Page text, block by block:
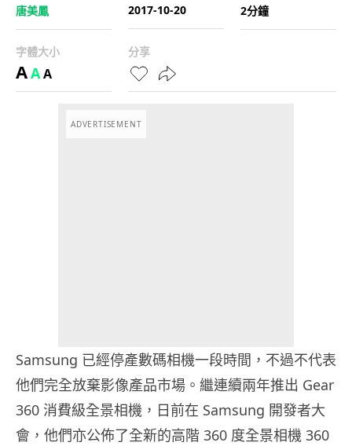
唐美鳳
2017-10-20
2分鐘
字體大小
AAA
分享
ADVERTISEMENT
Samsung 已經停產數碼相機一段時間，不過不代表
他們完全放棄影像產品市場。繼連續兩年推出 Gear
360 消費級全景相機，日前在 Samsung 開發者大
會，他們亦公佈了全新的高階 360 度全景相機 360